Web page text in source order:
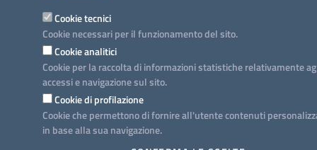
Cookie tecnici
Cookie necessari per il funzionamento del sito.
Cookie analitici
Cookie per la raccolta di informazioni statistiche relativamente
accessi e navigazione sul sito.
Cookie di profilazione
Cookie che permettono di fornire all'utente contenuti
in base alla sua navigazione.